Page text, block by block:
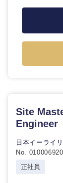
Site
Engineer
日本イーライ
No.
正社員